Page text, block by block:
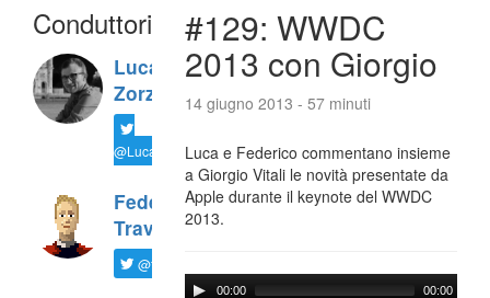
Conduttori
Luca
Zorzi
@LucaTNT
Federico
Travaini
@ftrava
#129: WWDC
2013 con Giorgio
14 giugno 2013 - 57 minuti
Luca e Federico commentano insieme
a Giorgio Vitali le novità presentate da
Apple durante il keynote del WWDC
2013.
00:00 00:00